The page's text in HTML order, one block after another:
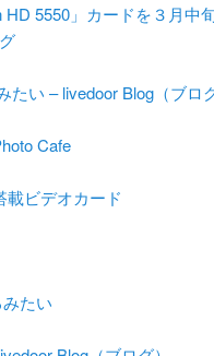
5550」カードを３月中
い – livedoor Blog（ブロ
Cafe
載ビデオカード
たい